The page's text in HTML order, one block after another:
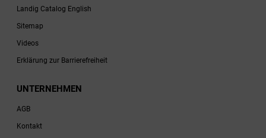
Landig Catalog English
Sitemap
Videos
Erklärung zur Barrierefreiheit
UNTERNEHMEN
AGB
Kontakt